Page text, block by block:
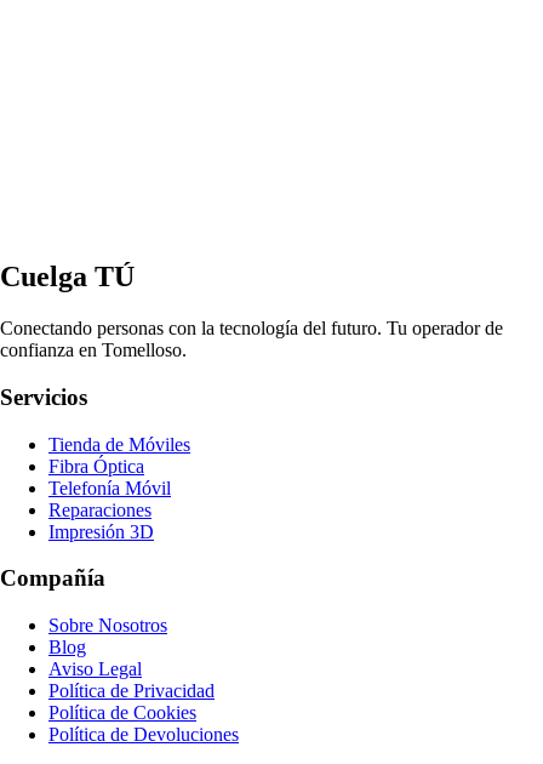
Cuelga TÚ
Conectando personas con la tecnología del futuro. Tu operador de
confianza en Tomelloso.
Servicios
Tienda de Móviles
Fibra Óptica
Telefonía Móvil
Reparaciones
Impresión 3D
Compañía
Sobre Nosotros
Blog
Aviso Legal
Política de Privacidad
Política de Cookies
Política de Devoluciones